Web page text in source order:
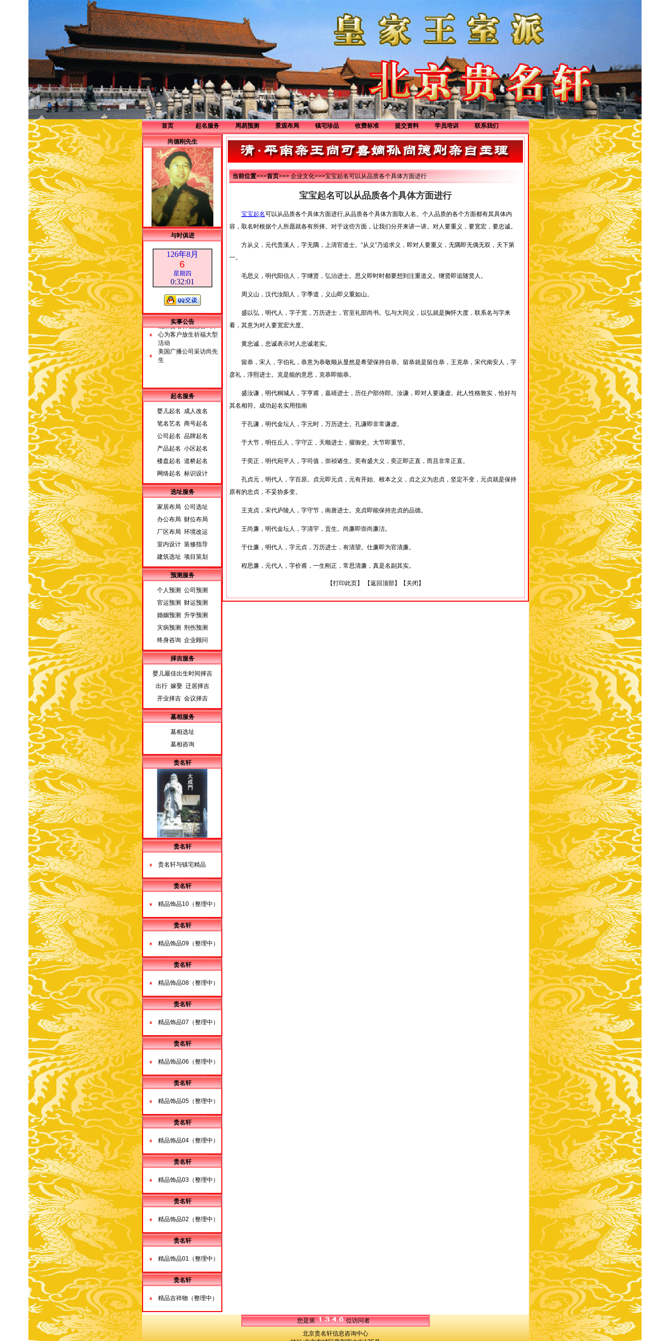
首页 起名服务
企业服务
个人服务
周易预测 景观布局
阳宅选址
公墓选址
镇宅珍品 收费标准 提交资料 学员培训 联系我们
尚德刚先生
与时俱进
126年8月
6
星期四
0:32:02
实事公告
荣誉客户
皇家王室派吉祥物新闻
发布会
北京贵名轩信息咨询中
心为客户放生祈福大型
活动
美国广播公司采访尚先
生
起名服务
婴儿起名 成人改名
笔名艺名 商号起名
公司起名 品牌起名
产品起名 小区起名
楼盘起名 道桥起名
网络起名 标识设计
选址服务
家居布局 公司选址
办公布局 财位布局
厂区布局 环境改运
室内设计 装修指导
建筑选址 项目策划
预测服务
个人预测 公司预测
官运预测 财运预测
婚姻预测 升学预测
灾病预测 刑伤预测
终身咨询 企业顾问
择吉服务
婴儿最佳出生时间择吉
出行 嫁娶 迁居择吉
开业择吉 会议择吉
墓相服务
墓相选址
墓相咨询
贵名轩
贵名轩
贵名轩与镇宅精品
贵名轩
精品饰品10（整理中）
贵名轩
精品饰品09（整理中）
贵名轩
精品饰品08（整理中）
贵名轩
精品饰品07（整理中）
贵名轩
精品饰品06（整理中）
贵名轩
精品饰品05（整理中）
贵名轩
精品饰品04（整理中）
贵名轩
精品饰品03（整理中）
贵名轩
精品饰品02（整理中）
贵名轩
精品饰品01（整理中）
贵名轩
精品吉祥物（整理中）
当前位置>>>首页>>> 企业文化>>>宝宝起名可以从品质各个具体方面进行
宝宝起名可以从品质各个具体方面进行
宝宝起名可以从品质各个具体方面进行,从品质各个具体方面取人名。个人品质的各个方面都有其具体内
容，取名时根据个人所愿就各有所择。对于这些方面，让我们分开来讲一讲。对人要重义，要宽宏，要忠诚。
方从义，元代贵溪人，字无隅，上清官道士。“从义”乃追求义，即对人要重义，无隅即无偶无双，天下第
一。
毛思义，明代阳信人，字继贤，弘治进士。思义即时时都要想到注重道义。继贤即追随贤人。
周义山，汉代汝阳人，字季道，义山即义重如山。
盛以弘，明代人，字子宽，万历进士，官至礼部尚书。弘与大同义，以弘就是胸怀大度，联系名与字来
看，其意为对人要宽宏大度。
黄忠诚，忠诚表示对人忠诚老实。
留恭，宋人，字伯礼，恭意为恭敬顺从显然是希望保持自恭。留恭就是留住恭，王克恭，宋代南安人，字
彦礼，淳熙进士。克是能的意思，克恭即能恭。
盛汝谦，明代桐城人，字亨甫，嘉靖进士，历任户部侍郎。汝谦，即对人要谦虚。此人性格敦实，恰好与
其名相符。成功起名实用指南
于孔谦，明代金坛人，字元时，万历进士。孔谦即非常谦虚。
于大节，明任丘人，字守正，天顺进士，擢御史。大节即重节。
于奕正，明代宛平人，字司值，崇祯诸生。奕有盛大义，奕正即正直，而且非常正直。
孔贞元，明代人，字百原。贞元即元贞，元有开始、根本之义，贞之义为忠贞，坚定不变，元贞就是保持
原有的忠贞，不妥协多变。
王克贞，宋代庐陵人，字守节，南唐进士。克贞即能保持忠贞的品德。
王尚廉，明代金坛人，字清宇，贡生。尚廉即崇尚廉洁。
于仕廉，明代人，字元贞，万历进士，有清望。仕廉即为官清廉。
程思廉，元代人，字价甫，一生刚正，常思清廉，真是名副其实。
【打印此页】 【返回顶部】【 关闭 】
您是第
位访问者
北京贵名轩信息咨询中心